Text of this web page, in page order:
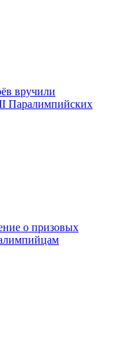
вручили
Паралимпийских
о призовых